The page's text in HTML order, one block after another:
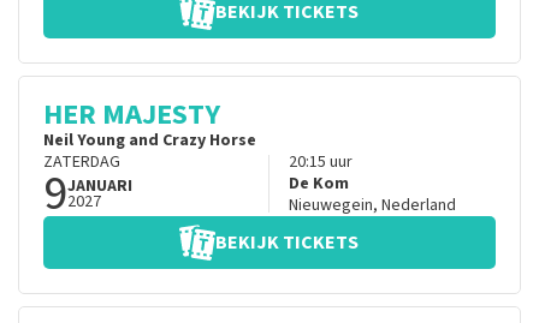
BEKIJK TICKETS
HER MAJESTY
Neil Young and Crazy Horse
ZATERDAG
9JANUARI
2027
20:15 uur
De Kom
Nieuwegein, Nederland
BEKIJK TICKETS